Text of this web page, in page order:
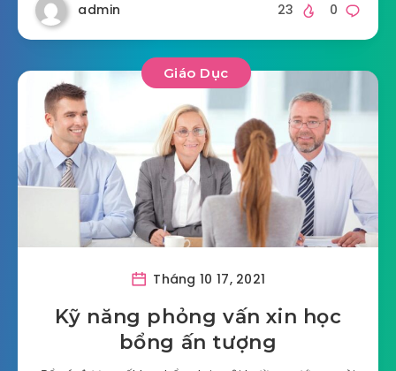
admin 0
23
Giáo Dục
Tháng 10 17, 2021
Kỹ năng phỏng vấn xin học
bổng ấn tượng